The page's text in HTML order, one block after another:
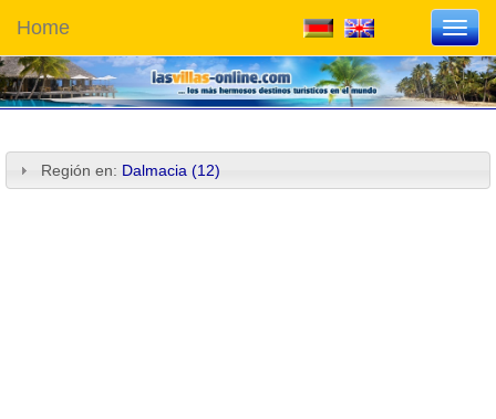
Home
Región en: Dalmacia (12)